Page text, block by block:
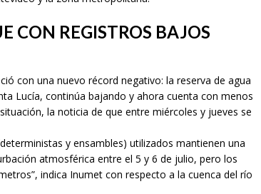
CON REGISTROS BAJOS
con una nuevo récord negativo: la reserva de agua
Lucía, continúa bajando y ahora cuenta con menos
la noticia de que entre miércoles y jueves se
y ensambles) utilizados mantienen una
atmosférica entre el 5 y 6 de julio, pero los
indica Inumet con respecto a la cuenca del río